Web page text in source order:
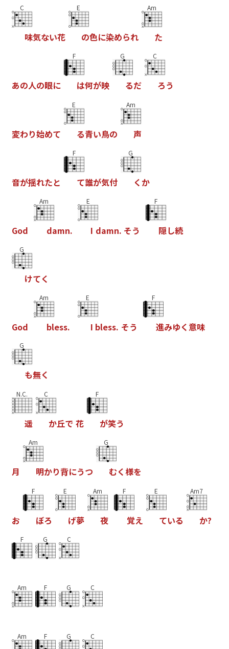
C
味気ない花
E
の色に染められ
Am
た
あの人の眼に
F
は何が映
G
るだ
C
ろう
変わり始めて
E
る青い鳥の
Am
声
音が揺れたと
F
て誰が気付
G
く か
God
Am
damn.
E
I damn. そう
F
隠し続
G
けてく
God
Am
bless.
E
I bless. そう
F
進みゆく意味
G
も無く
N.C.
遥
C
か丘で 花
F
が笑う
月
Am
明かり背にうつ
G
むく様を
お
F
ぼろ
E
げ夢
Am
夜
F
覚え
E
ている
Am7
か?
F G C
Am F G C
Am F G C